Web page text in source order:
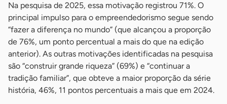
Na pesquisa de 2025, essa motivação registrou 71%. O
principal impulso para o empreendedorismo segue sendo
“fazer a diferença no mundo” (que alcançou a proporção
de 76%, um ponto percentual a mais do que na edição
anterior). As outras motivações identificadas na pesquisa
são “construir grande riqueza” (69%) e “continuar a
tradição familiar”, que obteve a maior proporção da série
história, 46%, 11 pontos percentuais a mais que em 2024.